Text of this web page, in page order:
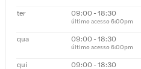
ter 09:00 - 18:30
último acesso6:00pm
qua 09:00 - 18:30
último acesso6:00pm
qui 09:00 - 18:30